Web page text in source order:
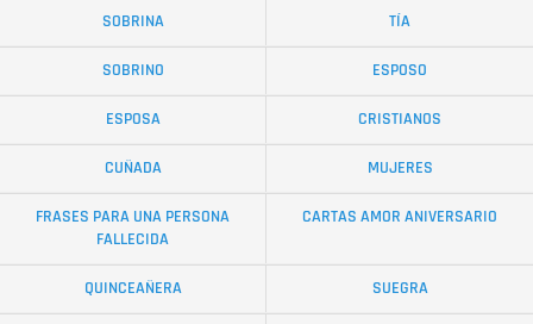
SOBRINA TÍA
SOBRINO ESPOSO
ESPOSA CRISTIANOS
CUÑADA MUJERES
FRASES PARA UNA PERSONA
FALLECIDA
CARTAS AMOR ANIVERSARIO
QUINCEAÑERA SUEGRA